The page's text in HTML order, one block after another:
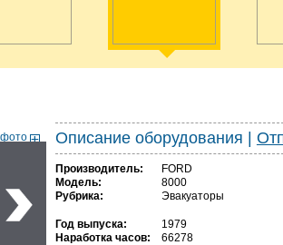
фото Описание оборудования
Производитель:
FORD
Модель:
8000
Рубрика:
Эвакуаторы
Год выпуска:
1979
Наработка часов:
66278